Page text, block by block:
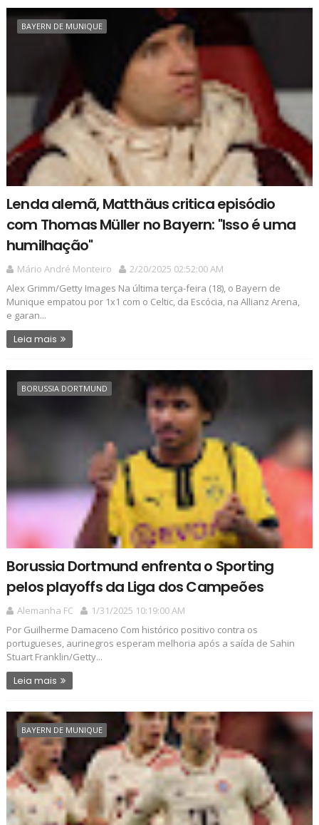
BAYERN DE MUNIQUE
Lenda alemã, Matthäus critica episódio
com Thomas Müller no Bayern: "Isso é uma
humilhação"
Mário André Monteiro
2/20/2025 02:52:00 AM
Alex Grimm/Getty Images Na última terça-feira (18), o Bayern de
Munique empatou por 1x1 com o Celtic, da Escócia, na Allianz Arena,
e garan...
Leia mais
BORUSSIA DORTMUND
Borussia Dortmund enfrenta o Sporting
pelos playoffs da Liga dos Campeões
Alemanha FC
1/31/2025 10:19:00 AM
Por Guilherme Damaceno Com histórico positivo contra os
portugueses, aurinegros esperam melhoria após a saída de Sahin
Stuart Franklin/Getty...
Leia mais
BAYERN DE MUNIQUE